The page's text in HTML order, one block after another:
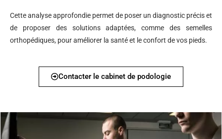
Cette analyse approfondie permet de poser un diagnostic précis et
de proposer des solutions adaptées, comme des semelles
orthopédiques, pour améliorer la santé et le confort de vos pieds.
Contacter le cabinet de podologie